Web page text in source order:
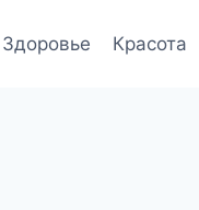
Здоровье Красота